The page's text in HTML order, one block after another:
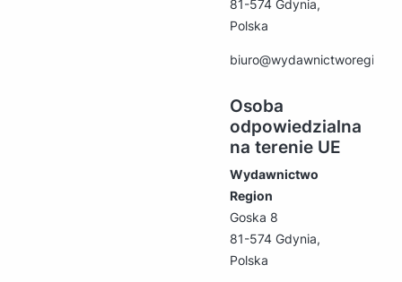
81-574 Gdynia,
Polska
biuro@wydawnictworegion.pl
Osoba
odpowiedzialna
na terenie UE
Wydawnictwo
Region
Goska 8
81-574 Gdynia,
Polska